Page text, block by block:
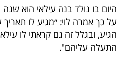
40
UNDER
40
היום בו נולד בנה עילאי הוא
על כך אמרה לוי: ״מגיע לו
הגיע, ובגלל זה גם קראתי לו
התעלה עליהם".